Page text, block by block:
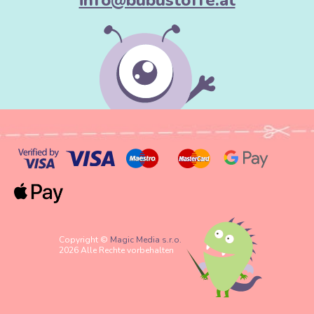
👶 Für die Kleinsten (Must-have Erstausstattung)
Windeln und Badetücher:Dank der hohen Saugfähigkeit und
Weichheit ideal für die empfindliche Babyhaut.
Pucksäcke und Schmusetücher:Musselin vermittelt ein Gefühl
von Geborgenheit und Komfort.
Kinderbekleidung: Sommerliche Overalls, Kleidchen oder
Bloomers, in denen die Kleinen nicht schwitzen.
Damenkleider und Blusen:
"Boho-Stil", die selbst bei größter Hitze extrem bequem sind.
Herrenhemden:Die ideale Wahl für einen informellen Urlaubs-
Für einen Schlaf wie auf
Copyright © Magic Media s.r.o.
2026 Alle Rechte vorbehalten